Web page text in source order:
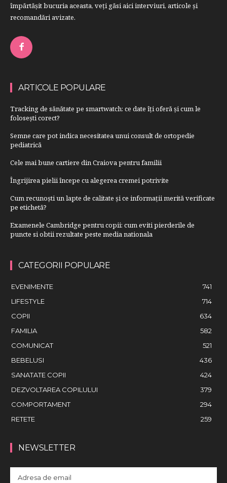
împărtăşit bucuria aceasta, veți găsi aici interviuri, articole şi
recomandări avizate.
ARTICOLE POPULARE
Tracking de sănătate pe smartwatch: ce date îți oferă și cum le
folosești corect?
Semne care pot indica necesitatea unui consult de ortopedie
pediatrică
Cele mai bune cartiere din Craiova pentru familii
Îngrijirea pielii începe cu alegerea cremei potrivite
Cum recunoști un lapte de calitate și ce informații merită verificate
pe etichetă?
Examenele Cambridge pentru copii: cum eviti pierderile de
puncte si obtii rezultate peste media nationala
CATEGORII POPULARE
EVENIMENTE
741
LIFESTYLE
714
COPII
634
FAMILIA
582
COMUNICAT
521
BEBELUSI
436
SANATATE COPII
424
DEZVOLTAREA COPILULUI
379
COMPORTAMENT
294
RETETE
259
NEWSLETTER